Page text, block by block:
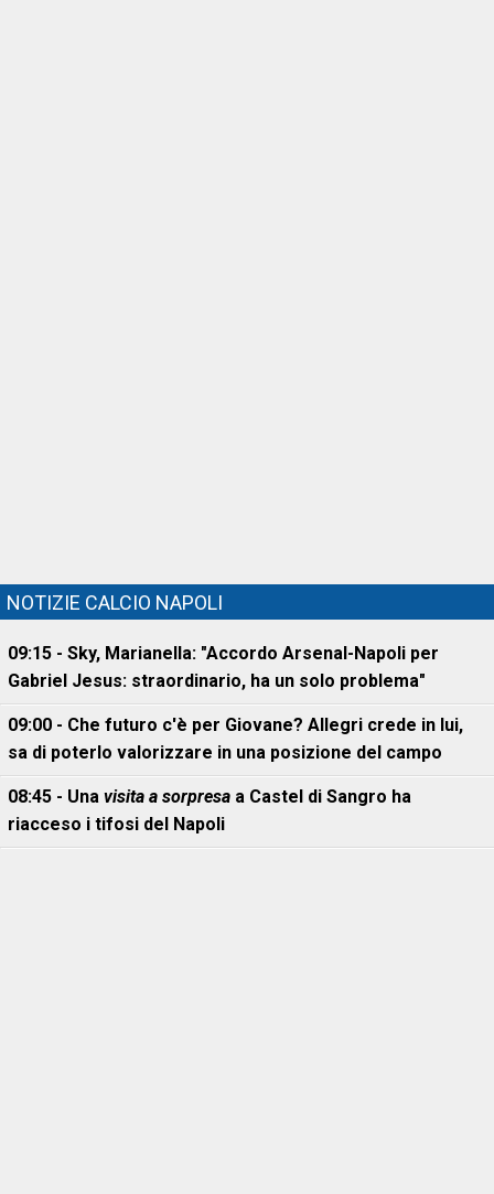
NOTIZIE CALCIO NAPOLI
09:15 - Sky, Marianella: "Accordo Arsenal-Napoli per
Gabriel Jesus: straordinario, ha un solo problema"
09:00 - Che futuro c'è per Giovane? Allegri crede in lui,
sa di poterlo valorizzare in una posizione del campo
08:45 - Una visita a sorpresa a Castel di Sangro ha
riacceso i tifosi del Napoli